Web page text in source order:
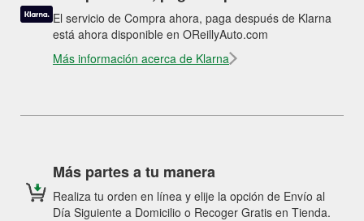
El servicio de Compra ahora, paga después de Klarna
está ahora disponible en OReillyAuto.com
Más información acerca de Klarna
Más partes a tu manera
Realiza tu orden en línea y elije la opción de Envío al
Día Siguiente a Domicilio o Recoger Gratis en Tienda.